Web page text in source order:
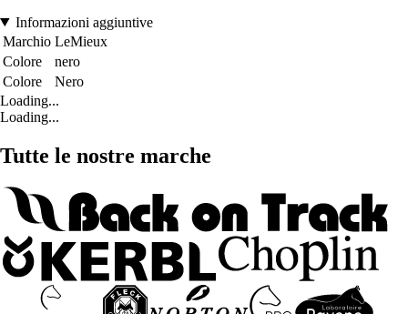
Informazioni aggiuntive
Marchio LeMieux
Colore
nero
Colore
Nero
Loading...
Loading...
Tutte le nostre marche